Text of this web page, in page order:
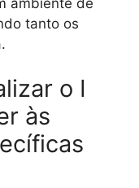
tanto os
o I
às